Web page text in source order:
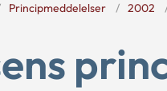
Principmeddelelser 2002